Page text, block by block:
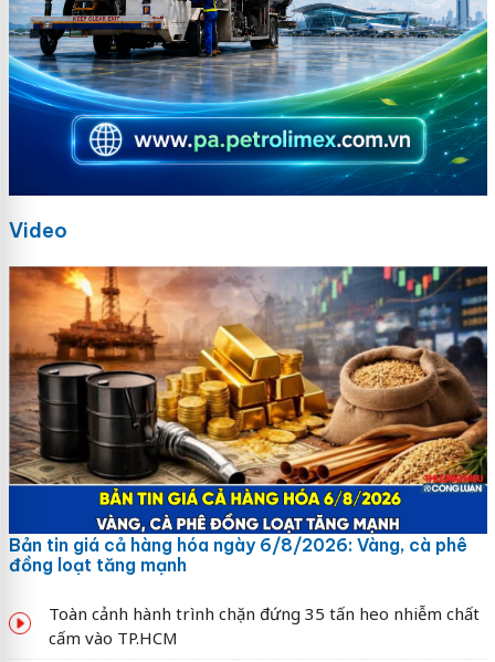
Video
Bản tin giá cả hàng hóa ngày 6/8/2026: Vàng, cà phê
đồng loạt tăng mạnh
Toàn cảnh hành trình chặn đứng 35 tấn heo nhiễm chất
cấm vào TP.HCM